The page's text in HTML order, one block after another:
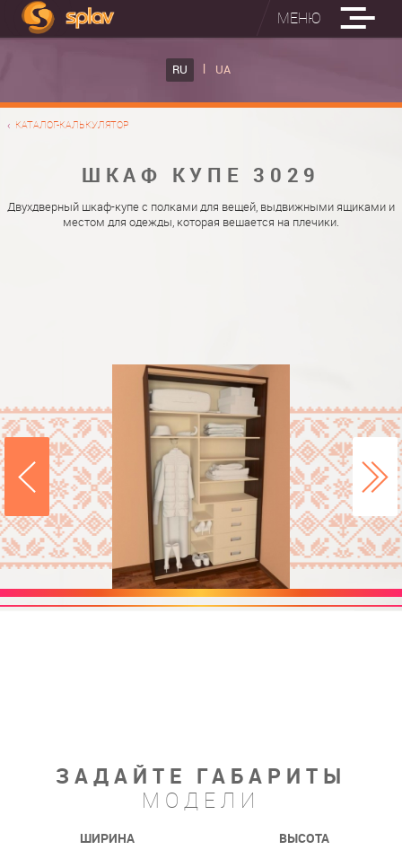
МЕНЮ
RU UA
КАТАЛОГ-КАЛЬКУЛЯТОР
ШКАФ КУПЕ 3029
Двухдверный шкаф-купе с полками для вещей, выдвижными ящиками и
местом для одежды, которая вешается на плечики.
ЗАДАЙТЕ ГАБАРИТЫ
МОДЕЛИ
ШИРИНА
ВЫСОТА
ВСТРОЕННЫЕ ГЛАДИЛЬНЫЕ ДОСКИ
НАСТЕННАЯ ГЛАДИЛЬНАЯ ДОСКА "РУСАЛКА"
ФОТО ШКАФОВ КУПЕ
МАТЕРИАЛЫ
ФУРНИТУРА
О НАС